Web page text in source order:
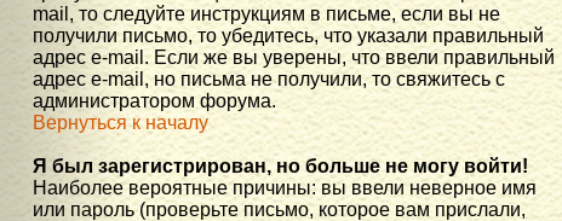
mail, то следуйте инструкциям в письме, если вы не
получили письмо, то убедитесь, что указали правильный
адрес e-mail. Если же вы уверены, что ввели правильный
адрес e-mail, но письма не получили, то свяжитесь с
администратором форума.
Вернуться к началу
Я был зарегистрирован, но больше не могу войти!
Наиболее вероятные причины: вы ввели неверное имя
или пароль (проверьте письмо, которое вам прислали,